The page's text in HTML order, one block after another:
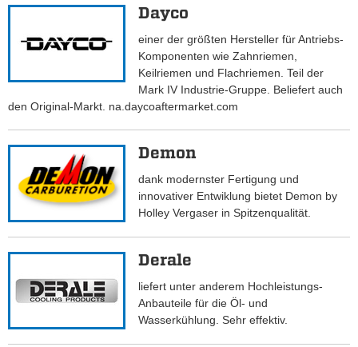
Dayco
einer der größten Hersteller für Antriebs-
Komponenten wie Zahnriemen,
Keilriemen und Flachriemen. Teil der
Mark IV Industrie-Gruppe. Beliefert auch
den Original-Markt. na.daycoaftermarket.com
Demon
dank modernster Fertigung und
innovativer Entwiklung bietet Demon by
Holley Vergaser in Spitzenqualität.
Derale
liefert unter anderem Hochleistungs-
Anbauteile für die Öl- und
Wasserkühlung. Sehr effektiv.